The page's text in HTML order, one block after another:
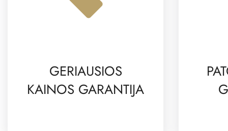
GERIAUSIOS
KAINOS GARANTIJA